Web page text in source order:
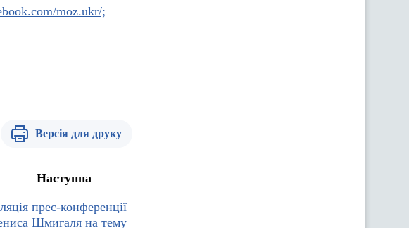
moz.ukr/;
Версія для друку
Наступна
прес-конференції
Шмигаля на тему